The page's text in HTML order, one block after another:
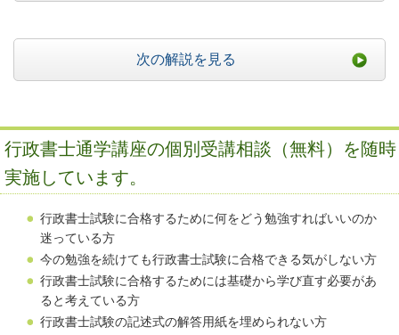
次の解説を見る
行政書士通学講座の個別受講相談（無料）を随時
実施しています。
行政書士試験に合格するために何をどう勉強すればいいのか
迷っている方
今の勉強を続けても行政書士試験に合格できる気がしない方
行政書士試験に合格するためには基礎から学び直す必要があ
ると考えている方
行政書士試験の記述式の解答用紙を埋められない方